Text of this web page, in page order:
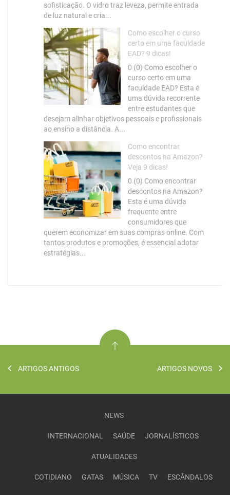
sofisticação. O vidro traz leveza, permite entrada
de luz natural e cria...
Como escolher o curso
certo em uma faculdade
EAD? 9 dicas!
0 (0) Como escolher o
curso certo em uma
faculdade EAD? Esta é
uma dúvida recorrente
entre estudantes que
desejam alinhar objetivos pessoais e profissionais
ao ensino a distância. A...
Como encontrar
descontos na Amazon?
Veja 9 dicas!
0 (0) Como encontrar
descontos na Amazon?
Esta é uma dúvida
frequente entre
consumidores que
querem economizar em suas compras online. Com
tantos produtos e promoções, é essencial adotar
estratégias...
ARTIGOS ANTIGOS ARTIGOS NOVOS
NEWS
INTERNACIONAL SAÚDE JORNALÍSTICOS
ATUALIDADES
COTIDIANO GATAS MÚSICA TV ESCÂNDALOS